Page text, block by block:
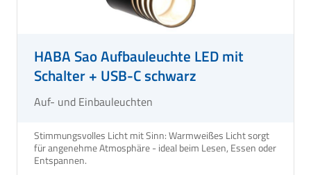
HABA Sao Aufbauleuchte LED mit
Schalter + USB-C schwarz
Auf- und Einbauleuchten
Stimmungsvolles Licht mit Sinn: Warmweißes Licht sorgt
für angenehme Atmosphäre - ideal beim Lesen, Essen oder